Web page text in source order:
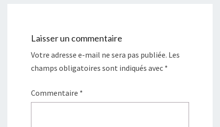
Laisser un commentaire
Votre adresse e-mail ne sera pas publiée. Les
champs obligatoires sont indiqués avec *
Commentaire *